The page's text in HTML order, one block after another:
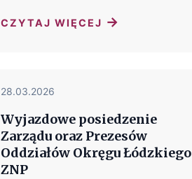
CZYTAJ WIĘCEJ →
28.03.2026
Wyjazdowe posiedzenie
Zarządu oraz Prezesów
Oddziałów Okręgu Łódzkiego
ZNP